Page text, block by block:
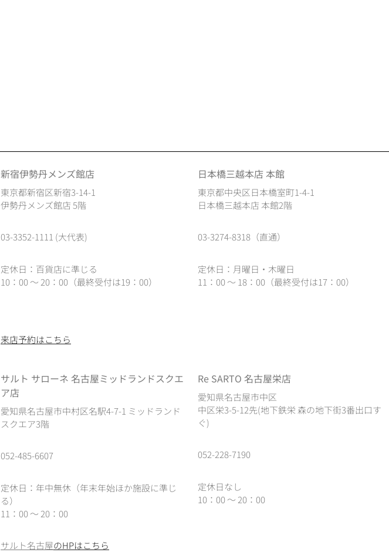
新宿伊勢丹メンズ館店
東京都新宿区新宿3-14-1
伊勢丹メンズ館店 5階
03-3352-1111 (大代表)
定休日：百貨店に準じる
10：00 ～ 20：00（最終受付は19：00）
日本橋三越本店 本館
東京都中央区日本橋室町1-4-1
日本橋三越本店 本館2階
03-3274-8318（直通）
定休日：月曜日・木曜日
11：00 ～ 18：00（最終受付は17：00）
来店予約はこちら
サルト サローネ 名古屋ミッドランドスクエ
ア店
愛知県名古屋市中村区名駅4-7-1 ミッドランド
スクエア3階
052-485-6607
定休日：年中無休（年末年始ほか施設に準じ
る）
11：00 ～ 20：00
Re SARTO 名古屋栄店
愛知県名古屋市中区
中区栄3-5-12先(地下鉄栄 森の地下街3番出口す
ぐ)
052-228-7190
定休日なし
10：00 ～ 20：00
サルト名古屋のHPはこちら